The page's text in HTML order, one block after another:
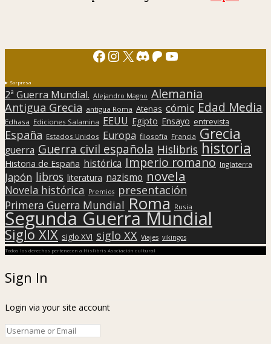
Facebook
Instagram
X Discord
Patreon
YouTube
Sorpresa
2ª Guerra Mundial. Alejandro Magno Alemania
Antigua Grecia antigua Roma Atenas cómic Edad Media
Edhasa Ediciones Salamina EEUU Egipto Ensayo entrevista
España Estados Unidos Europa filosofía Francia Grecia
guerra Guerra civil española Hislibris historia
Historia de España histórica Imperio romano Inglaterra
Japón libros literatura nazismo novela
Novela histórica Premios presentación
Primera Guerra Mundial Roma Rusia
Segunda Guerra Mundial
Siglo XIX siglo XVI siglo XX Viajes vikingos
Todos los derechos pertenecen a Hislibris Asociación cultural
Sign In
Login via your site account